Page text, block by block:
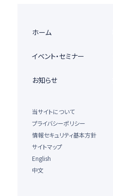
ホーム
イベント・セミナー
お知らせ
当サイトについて
プライバシーポリシー
情報セキュリティ基本方針
サイトマップ
English
中文